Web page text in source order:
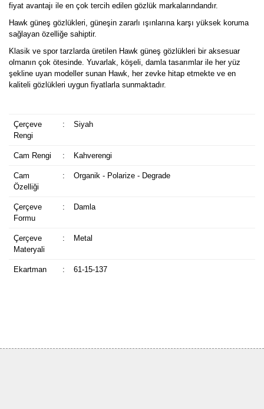
fiyat avantajı ile en çok tercih edilen gözlük markalarındandır.
Hawk güneş gözlükleri, güneşin zararlı ışınlarına karşı yüksek koruma
sağlayan özelliğe sahiptir.
Klasik ve spor tarzlarda üretilen Hawk güneş gözlükleri bir aksesuar
olmanın çok ötesinde. Yuvarlak, köşeli, damla tasarımlar ile her yüz
şekline uyan modeller sunan Hawk, her zevke hitap etmekte ve en
kaliteli gözlükleri uygun fiyatlarla sunmaktadır.
Çerçeve
Rengi
: Siyah
Cam Rengi : Kahverengi
Cam
Özelliği
: Organik - Polarize - Degrade
Çerçeve
Formu
: Damla
Çerçeve
Materyali
: Metal
Ekartman : 61-15-137